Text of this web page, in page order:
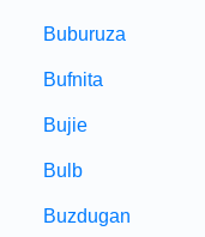
Buburuza
Bufnita
Bujie
Bulb
Buzdugan